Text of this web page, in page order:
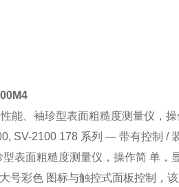
能、袖珍型表面粗糙度测量仪，操
SV-2100 178 系列 — 带有控制 /
表面粗糙度测量仪，操作简 单，
号彩色 图标与触控式面板控制，